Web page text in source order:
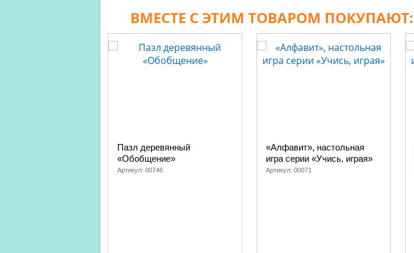
ВМЕСТЕ С ЭТИМ ТОВАРОМ ПОКУПАЮТ:
Пазл деревянный
«Обобщение»
Артикул: 00746
«Алфавит», настольная
игра серии «Учись, играя»
Артикул: 00071